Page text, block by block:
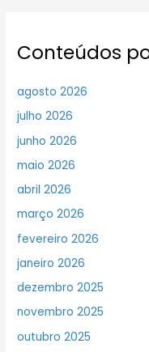
Conteúdos
agosto 2026
julho 2026
junho 2026
maio 2026
abril 2026
março 2026
fevereiro 2026
janeiro 2026
dezembro 2025
novembro 2025
outubro 2025